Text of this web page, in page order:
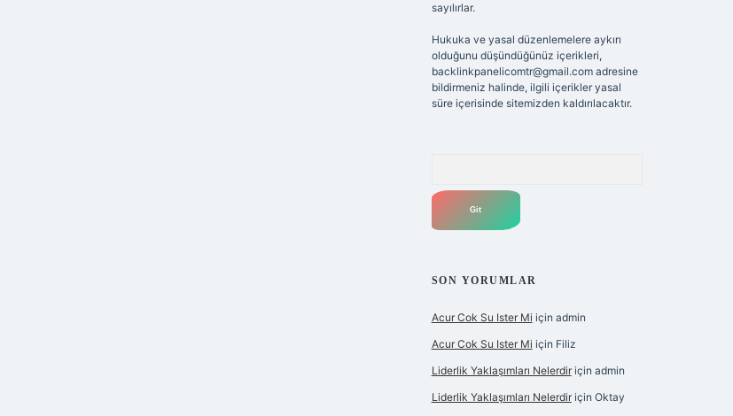
sayılırlar.
Hukuka ve yasal düzenlemelere aykırı
olduğunu düşündüğünüz içerikleri,
backlinkpanelicomtr@gmail.comadresine
bildirmeniz halinde, ilgili içerikler yasal
süre içerisinde sitemizden kaldırılacaktır.
SON YORUMLAR
Acur Cok Su Ister Mi için admin
Acur Cok Su Ister Mi için Filiz
Liderlik Yaklaşımları Nelerdiriçin admin
Liderlik Yaklaşımları Nelerdiriçin Oktay